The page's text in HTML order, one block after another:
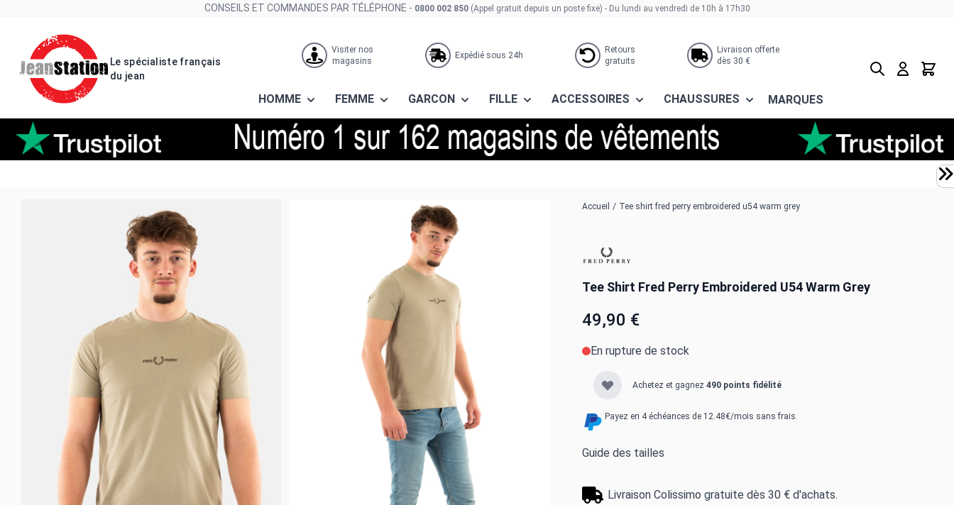
CONSEILS ET COMMANDES PAR TÉLÉPHONE - 0800 002 850 (Appel gratuit depuis un poste fixe) - Du lundi au vendredi de 10h à 17h30
Le spécialiste français
du jean
Visiter nos
magasins
Expédié sous 24h
Retours
gratuits
Livraison offerte
dès 30 €
HOMME FEMME GARCON FILLE ACCESSOIRES CHAUSSURES MARQUES
Rechercher
Panier
Tee shirt fred perry embroidered u54 warm grey Accueil / Tee shirt fred perry embroidered u54 warm grey
Tee Shirt Fred Perry Embroidered U54 Warm Grey
49,90 €
En rupture de stock
Achetez et gagnez 490 points fidélité
Payez en 4 échéances de 12.48€/mois sans frais.
Guide des tailles
Livraison Colissimo gratuite dès 30 € d'achats.